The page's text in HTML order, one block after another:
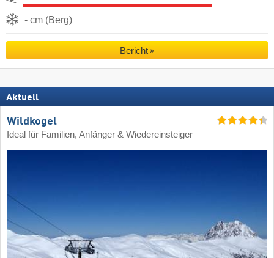
- cm (Berg)
Bericht
Aktuell
Wildkogel
Ideal für Familien, Anfänger & Wiedereinsteiger